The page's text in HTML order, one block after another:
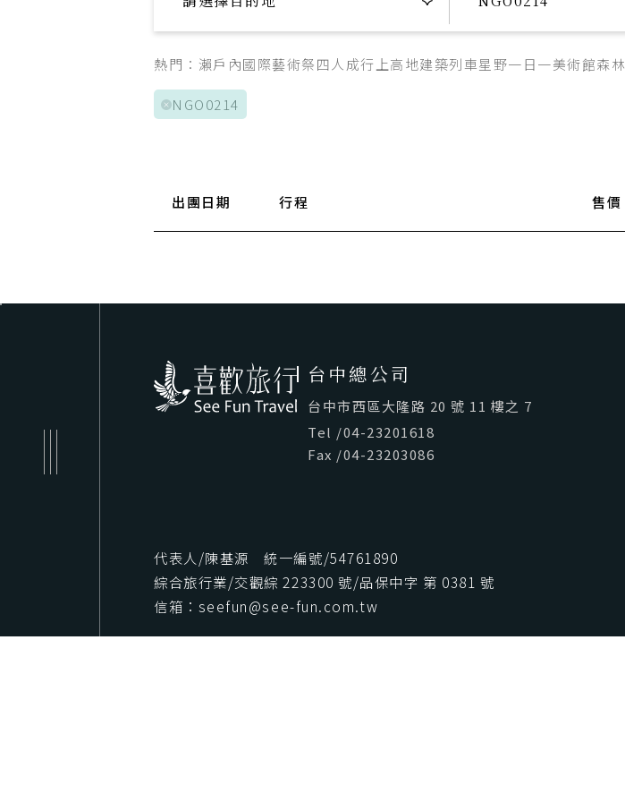
熱門： 瀨戶內國際藝術祭四人成行 上高地建築列車星野一日一美術館森林
NGO0214
出團日期 行程 售價
台中總公司
台中市西區大隆路 20 號 11 樓之 7
Tel /04-23201618
Fax /04-23203086
代表人/陳基源 統一編號/54761890
綜合旅行業/交觀綜 223300 號/品保中字 第 0381 號
信箱：seefun@see-fun.com.tw